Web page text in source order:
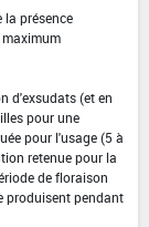
la présence
d'exsudats (et en
pour une
pour l'usage (5 à
retenue pour la
de floraison
produisent pendant